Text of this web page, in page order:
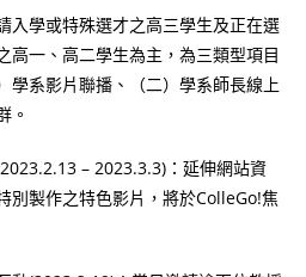
入學或特殊選才之高三學生及正在選
高一、高二學生為主，為三類型項目
學系影片聯播、（二）學系師長線上
。
– 2023.3.3)：延伸網站資
別製作之特色影片，將於ColleGo!焦